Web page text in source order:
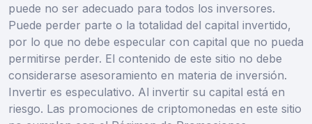
puede no ser adecuado para todos los inversores.
Puede perder parte o la totalidad del capital invertido,
por lo que no debe especular con capital que no pueda
permitirse perder. El contenido de este sitio no debe
considerarse asesoramiento en materia de inversión.
Invertir es especulativo. Al invertir su capital está en
riesgo. Las promociones de criptomonedas en este sitio